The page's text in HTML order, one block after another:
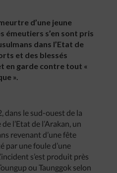
d’une jeune
émeutiers s’en sont pris
dans l’Etat de
et des blessés
en garde contre tout «
».
dans le sud-ouest de la
l’Etat de l’Arakan, un
revenant d’une fête
par une foule d’une
s’est produit près
ou Taunggok selon